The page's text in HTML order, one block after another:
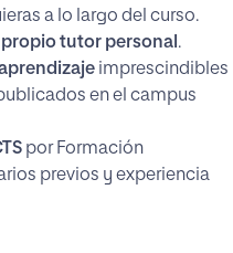
a lo largo del curso.
propio tutor personal .
imprescindibles
en el campus
por Formación
previos y experiencia